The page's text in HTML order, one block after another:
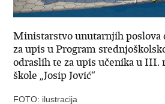
Ministarstvo unutarnjih poslova
za upis u Program
odraslih te za upis učenika u III.
škole „Josip Jović“
FOTO: ilustracija